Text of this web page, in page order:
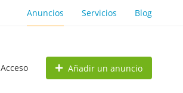
Anuncios Servicios Blog
Acceso Añadir un anuncio